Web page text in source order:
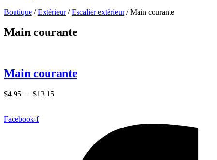
Boutique /Extérieur/Escalier extérieur/ Main courante
Main courante
Main courante
$4.95 – $13.15Plage
Facebook-f